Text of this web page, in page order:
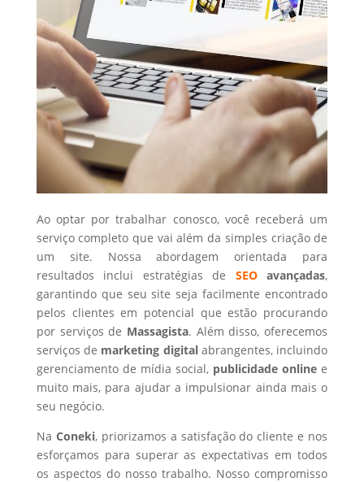
Ao optar por trabalhar conosco, você receberá um
serviço completo que vai além da simples criação de
um site. Nossa abordagem orientada para
resultados inclui estratégias de SEOavançadas,
garantindo que seu site seja facilmente encontrado
pelos clientes em potencial que estão procurando
por serviços de Massagista. Além disso, oferecemos
serviços de marketing digital abrangentes, incluindo
gerenciamento de mídia social, publicidade online e
muito mais, para ajudar a impulsionar ainda mais o
seu negócio.
Na Coneki, priorizamos a satisfação do cliente e nos
esforçamos para superar as expectativas em todos
os aspectos do nosso trabalho. Nosso compromisso